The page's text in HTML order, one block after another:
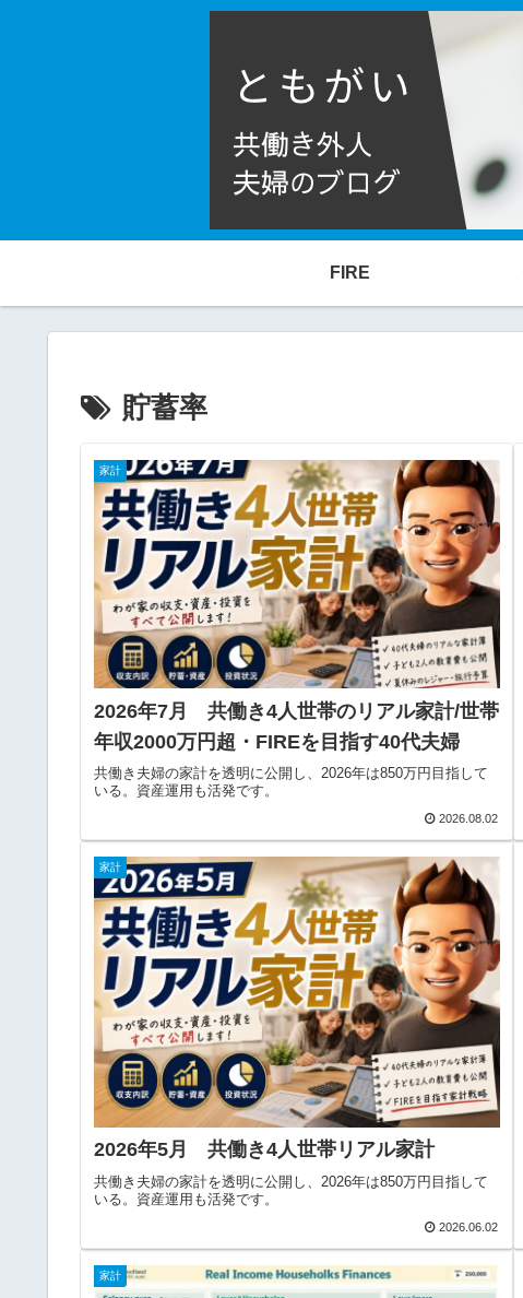
FIRE
貯蓄率
家計
2026年7月 共働き4人世帯のリアル家計/世帯
年収2000万円超・FIREを目指す40代夫婦
共働き夫婦の家計を透明に公開し、2026年は850万円目指して
いる。資産運用も活発です。
2026.08.02
家計
2026年5月 共働き4人世帯リアル家計
共働き夫婦の家計を透明に公開し、2026年は850万円目指して
いる。資産運用も活発です。
2026.06.02
家計